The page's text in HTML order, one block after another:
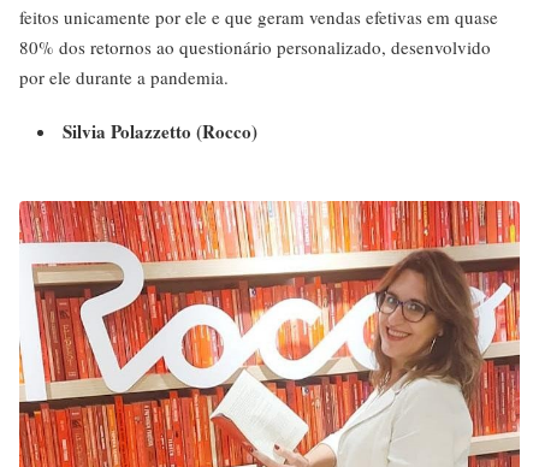
feitos unicamente por ele e que geram vendas efetivas em quase
80% dos retornos ao questionário personalizado, desenvolvido
por ele durante a pandemia.
Silvia Polazzetto (Rocco)